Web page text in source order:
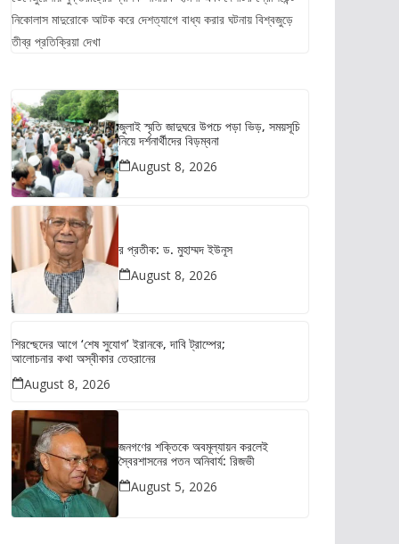
নিকোলাস মাদুরোকে আটক করে দেশত্যাগে বাধ্য করার ঘটনায় বিশ্বজুড়ে
তীব্র প্রতিক্রিয়া দেখা
জুলাই স্মৃতি জাদুঘরে উপচে পড়া ভিড়, সময়সূচি
নিয়ে দর্শনার্থীদের বিড়ম্বনা
August 8, 2026
র প্রতীক: ড. মুহাম্মদ ইউনূস
August 8, 2026
শিরশ্ছেদের আগে ‘শেষ সুযোগ’ ইরানকে, দাবি ট্রাম্পের;
আলোচনার কথা অস্বীকার তেহরানের
August 8, 2026
জনগণের শক্তিকে অবমূল্যায়ন করলেই
স্বৈরশাসনের পতন অনিবার্য: রিজভী
August 5, 2026